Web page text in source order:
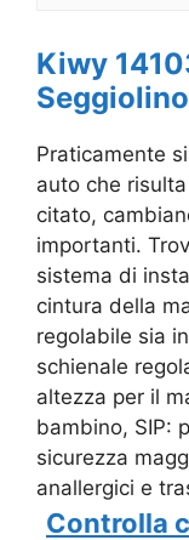
Kiwy
Praticamente
auto che
citato,
importanti.
sistema di
cintura della
regolabile sia
schienale
altezza per il
bambino, SIP:
sicurezza
anallergici e
Controlla